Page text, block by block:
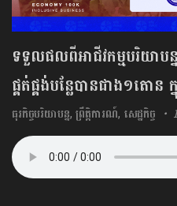
ទទួលផលពីអាជីវកម្មបរិយា
ផ្គត់ផ្គង់បន្លែបានជាង១តោន
ធុរកិច្ចបរិយាបន្ន,ព្រឹត្តិការណ៍, សេដ្ឋកិច្ច